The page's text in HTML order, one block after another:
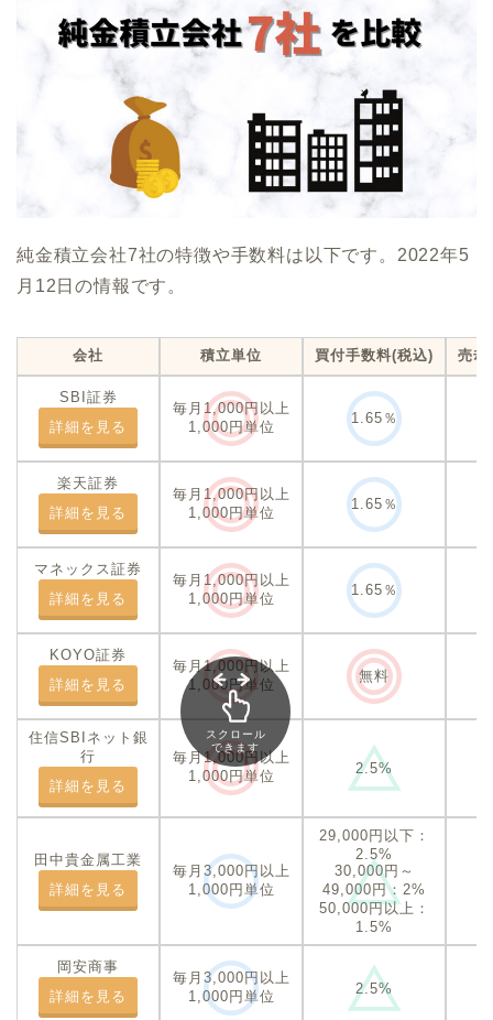
純金積立会社7社の特徴や手数料は以下です。2022年5
月12日の情報です。
会社 積立単位 買付手数料(税込) 売却
SBI証券
詳細を見る
毎月1,000円以上
1,000円単位
1.65％
楽天証券
詳細を見る
毎月1,000円以上
1,000円単位
1.65％
マネックス証券
詳細を見る
毎月1,000円以上
1,000円単位
1.65％
KOYO証券
詳細を見る
毎月1,000円以上
1,000円単位
無料
住信SBIネット銀
行
詳細を見る
毎月1,000円以上
1,000円単位
2.5%
田中貴金属工業
詳細を見る
毎月3,000円以上
1,000円単位
29,000円以下：
2.5%
30,000円～
49,000円：2%
50,000円以上：
1.5%
岡安商事
詳細を見る
毎月3,000円以上
1,000円単位
2.5%
スクロール
できます